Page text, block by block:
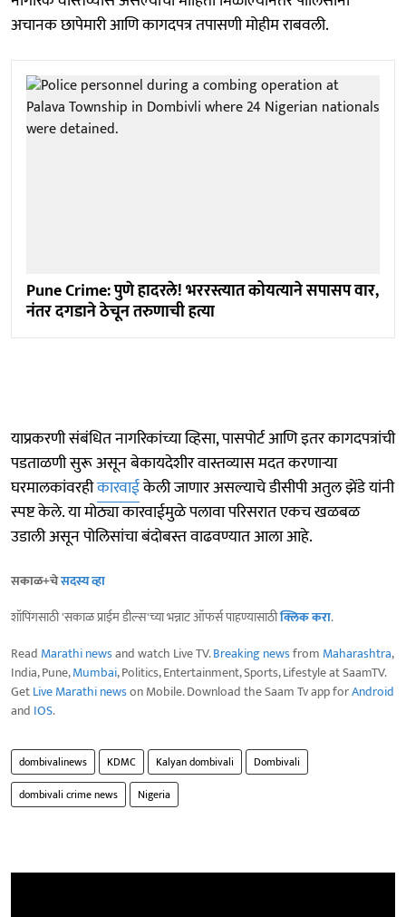
अचानक छापेमारी आणि कागदपत्र तपासणी मोहीम राबवली.
Pune Crime: पुणे हादरले! भररस्त्यात कोयत्याने सपासप वार,
नंतर दगडाने ठेचून तरुणाची हत्या
याप्रकरणी संबंधित नागरिकांच्या व्हिसा, पासपोर्ट आणि इतर कागदपत्रांची
पडताळणी सुरू असून बेकायदेशीर वास्तव्यास मदत करणाऱ्या
घरमालकांवरहीकारवाईकेली जाणार असल्याचे डीसीपी अतुल झेंडे यांनी
स्पष्ट केले. या मोठ्या कारवाईमुळे पलावा परिसरात एकच खळबळ
उडाली असून पोलिसांचा बंदोबस्त वाढवण्यात आला आहे.
सकाळ+चेसदस्य व्हा
शॉपिंगसाठी 'सकाळ प्राईम डील्स'च्या भन्नाट ऑफर्स पाहण्यासाठीक्लिक करा.
Read Marathi newsand watch Live TV.Breaking newsfrom Maharashtra,
India, Pune,Mumbai, Politics, Entertainment, Sports, Lifestyle at SaamTV.
GetLive Marathi newson Mobile. Download the Saam Tv app forAndroid
and IOS.
dombivalinews KDMC Kalyan dombivali
Dombivali
dombivali crime news
Nigeria